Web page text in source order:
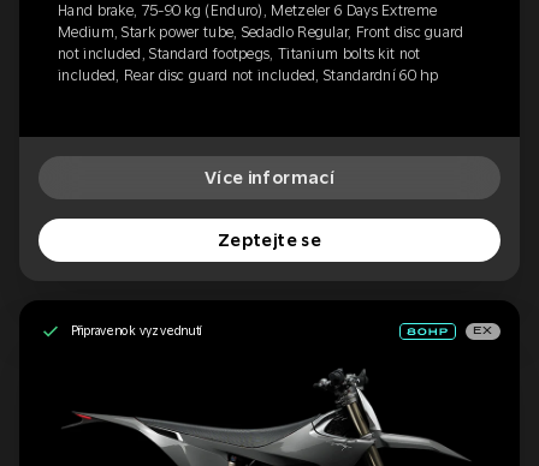
Hand brake, 75-90 kg (Enduro), Metzeler 6 Days Extreme
Medium, Stark power tube, Sedadlo Regular, Front disc guard
not included, Standard footpegs, Titanium bolts kit not
included, Rear disc guard not included, Standardní 60 hp
Více informací
Zeptejte se
Připraveno k vyzvednutí EX